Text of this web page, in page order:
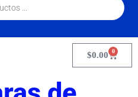
$0.00 0